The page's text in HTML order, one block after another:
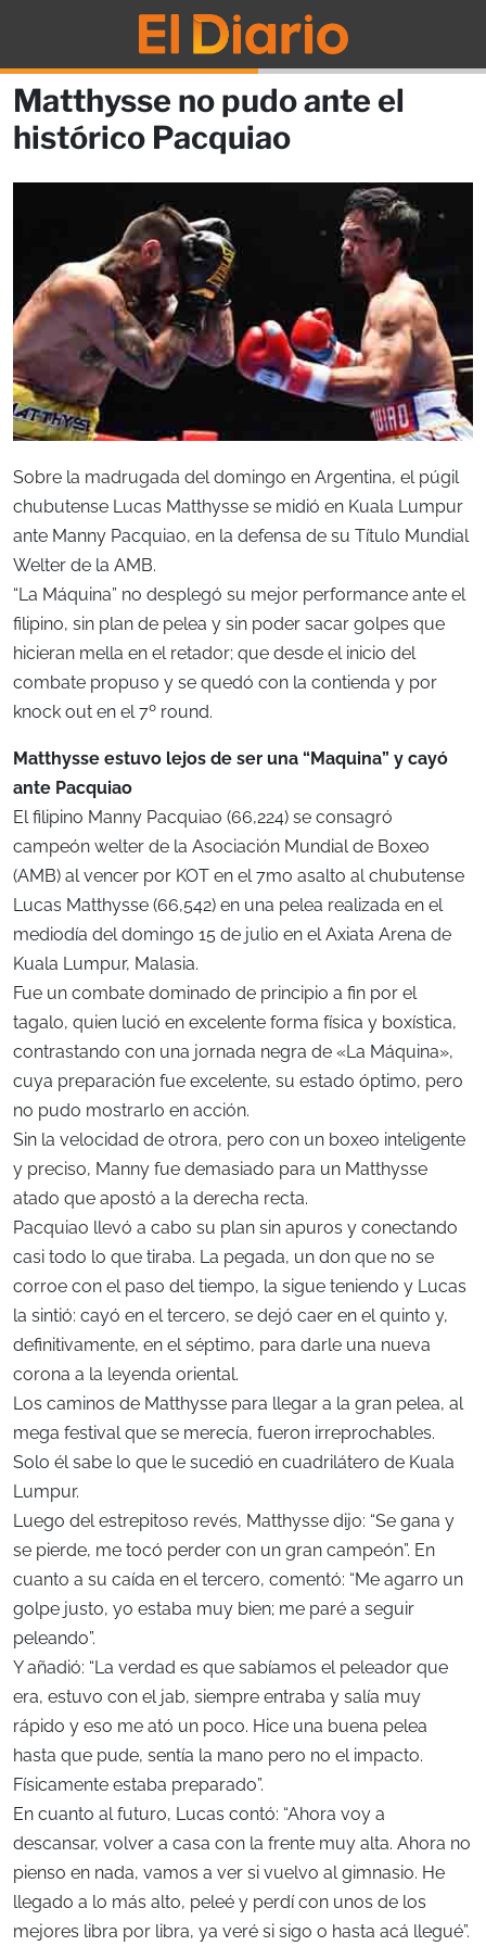
Matthysse no pudo ante el
histórico Pacquiao
Sobre la madrugada del domingo en Argentina, el púgil
chubutense Lucas Matthysse se midió en Kuala Lumpur
ante Manny Pacquiao, en la defensa de su Título Mundial
Welter de la AMB.
“La Máquina” no desplegó su mejor performance ante el
filipino, sin plan de pelea y sin poder sacar golpes que
hicieran mella en el retador; que desde el inicio del
combate propuso y se quedó con la contienda y por
knock out en el 7º round.
Matthysse estuvo lejos de ser una “Maquina” y cayó
ante Pacquiao
El filipino Manny Pacquiao (66,224) se consagró
campeón welter de la Asociación Mundial de Boxeo
(AMB) al vencer por KOT en el 7mo asalto al chubutense
Lucas Matthysse (66,542) en una pelea realizada en el
mediodía del domingo 15 de julio en el Axiata Arena de
Kuala Lumpur, Malasia.
Fue un combate dominado de principio a fin por el
tagalo, quien lució en excelente forma física y boxística,
contrastando con una jornada negra de «La Máquina»,
cuya preparación fue excelente, su estado óptimo, pero
no pudo mostrarlo en acción.
Sin la velocidad de otrora, pero con un boxeo inteligente
y preciso, Manny fue demasiado para un Matthysse
atado que apostó a la derecha recta.
Pacquiao llevó a cabo su plan sin apuros y conectando
casi todo lo que tiraba. La pegada, un don que no se
corroe con el paso del tiempo, la sigue teniendo y Lucas
la sintió: cayó en el tercero, se dejó caer en el quinto y,
definitivamente, en el séptimo, para darle una nueva
corona a la leyenda oriental.
Los caminos de Matthysse para llegar a la gran pelea, al
mega festival que se merecía, fueron irreprochables.
Solo él sabe lo que le sucedió en cuadrilátero de Kuala
Lumpur.
Luego del estrepitoso revés, Matthysse dijo: “Se gana y
se pierde, me tocó perder con un gran campeón”. En
cuanto a su caída en el tercero, comentó: “Me agarro un
golpe justo, yo estaba muy bien; me paré a seguir
peleando”.
Y añadió: “La verdad es que sabíamos el peleador que
era, estuvo con el jab, siempre entraba y salía muy
rápido y eso me ató un poco. Hice una buena pelea
hasta que pude, sentía la mano pero no el impacto.
Físicamente estaba preparado”.
En cuanto al futuro, Lucas contó: “Ahora voy a
descansar, volver a casa con la frente muy alta. Ahora no
pienso en nada, vamos a ver si vuelvo al gimnasio. He
llegado a lo más alto, peleé y perdí con unos de los
mejores libra por libra, ya veré si sigo o hasta acá llegué”.